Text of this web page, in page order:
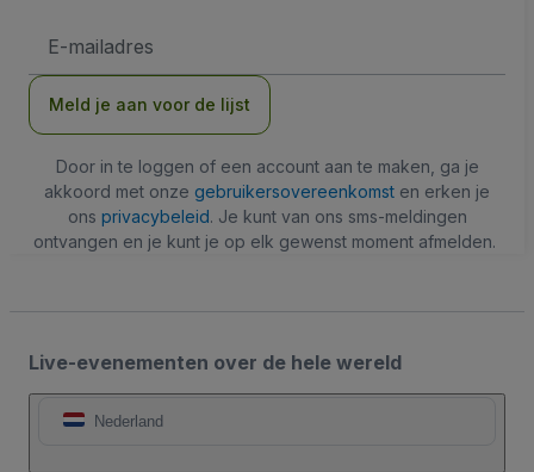
mailadres
Meld je aan voor de lijst
Door in te loggen of een account aan te maken, ga je
akkoord met onze gebruikersovereenkomst en erken je
ons privacybeleid. Je kunt van ons sms-meldingen
ontvangen en je kunt je op elk gewenst moment afmelden.
Live-evenementen over de hele wereld
Nederland